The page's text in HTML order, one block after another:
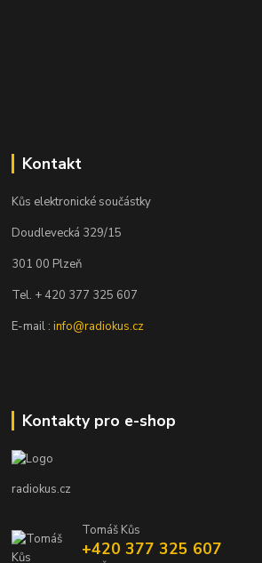
Kontakt
Kůs elektronické součástky
Doudlevecká 329/15
301 00 Plzeň
Tel. + 420 377 325 607
E-mail :info@radiokus.cz
Kontakty pro e-shop
radiokus.cz
Tomáš Kůs
+420 377 325 607